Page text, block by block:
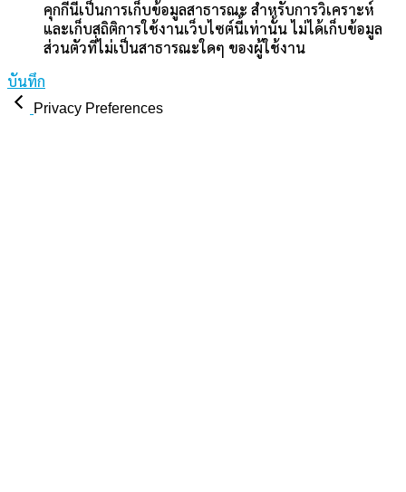
คุกกี้นี้เป็นการเก็บข้อมูลสาธารณะ สำหรับการวิเคราะห์
และเก็บสถิติการใช้งานเว็บไซต์นี้เท่านั้น ไม่ได้เก็บข้อมูล
ส่วนตัวที่ไม่เป็นสาธารณะใดๆ ของผู้ใช้งาน
บันทึก
Privacy Preferences